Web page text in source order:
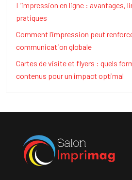
L’impression en ligne : avantages,
pratiques
Comment l’impression peut
communication globale
Cartes de visite et flyers : quels
contenus pour un impact optimal